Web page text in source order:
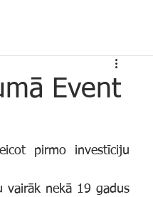
Event
vairāk nekā 19 gadus